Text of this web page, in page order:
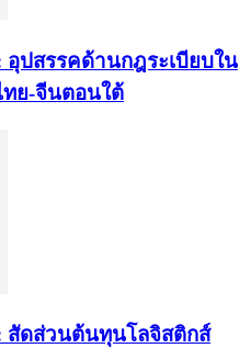
อุปสรรคด้านกฎระเบียบใน
ย-จีนตอนใต้
สัดส่วนต้นทุนโลจิสติกส์